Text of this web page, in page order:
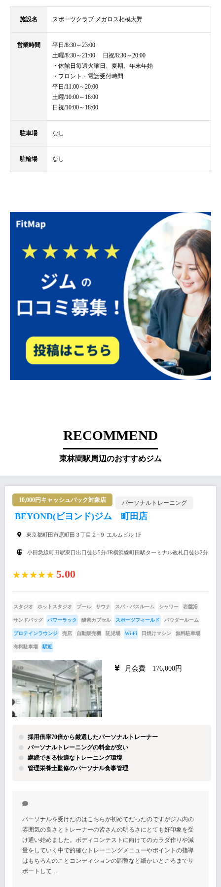
施設名 スポーツクラブ メガロス相模大野
営業時間
平日/8:30～23:00
土曜/8:30～21:00 日祝/8:30～20:00
・休館日毎週火曜日、夏期、年末年始
・フロント・電話受付時間
平日/11:00～20:00
土曜/10:00～18:00
日祝/10:00～18:00
駐車場 なし
駐輪場 なし
RECOMMEND
東林間駅周辺のおすすめジム
10,000円キャッシュバック対象店 パーソナルトレーニング
BEYOND(ビヨンド)ジム 町田店
東京都町田市原町田３丁目２−９ エルムビル 1F
小田急線町田駅東口出口徒歩5分/JR横浜線町田駅ターミナル改札口徒歩2分
★★★★★ 5.00
スタジオ ホットスタジオ プール サウナ スパ・バスルーム シャワー 岩盤浴
サンドバッグ パワーラック 酸素カプセル スポーツフィールド パウダールーム
プロテインラウンジ 売店 自動販売機 託児場 Wi-Fi 日焼けマシン 無料駐車場
有料駐車場 駅近
月会費 176,000円
採用倍率70倍から厳選したパーソナルトレーナー
パーソナルトレーニングの料金が安い
継続できる快適なトレーニング環境
管理栄養士監修のパーソナル食事管理
パーソナルを受けたのはこちらが初めてだったのですがジム内の
雰囲気の良さとトレーナーの皆さんの明るさにとても好印象を受
け通い始めました。ボディコンテストに向けてのカラダ作りや減
量をしていく中で的確なトレーニングメニューやポイントの指導
はもちろんのことコンディションの調整など細かいところまでサ
ポートして…